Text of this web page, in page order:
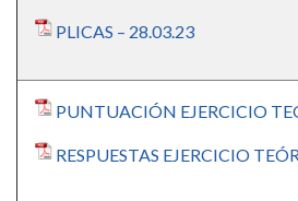
PLICAS – 28.03.23
PUNTUACIÓN EJERCICIO
RESPUESTAS EJERCICIO